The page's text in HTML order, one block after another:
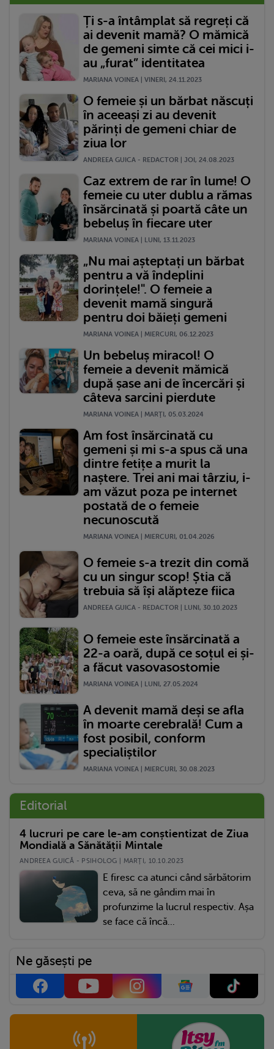
Ți s-a întâmplat să regreți că
ai devenit mamă? O mămică
de gemeni simte că cei mici i-
au „furat” identitatea
MARIANA VOINEA | VINERI, 24.11.2023
O femeie și un bărbat născuți
în aceeași zi au devenit
părinți de gemeni chiar de
ziua lor
ANDREEA GUICA - REDACTOR | JOI, 24.08.2023
Caz extrem de rar în lume! O
femeie cu uter dublu a rămas
însărcinată și poartă câte un
bebeluș în fiecare uter
MARIANA VOINEA | LUNI, 13.11.2023
„Nu mai așteptați un bărbat
pentru a vă îndeplini
dorințele!". O femeie a
devenit mamă singură
pentru doi băieți gemeni
MARIANA VOINEA | MIERCURI, 06.12.2023
Un bebeluș miracol! O
femeie a devenit mămică
după șase ani de încercări și
câteva sarcini pierdute
MARIANA VOINEA | MARŢI, 05.03.2024
Am fost însărcinată cu
gemeni și mi s-a spus că una
dintre fetițe a murit la
naștere. Trei ani mai târziu, i-
am văzut poza pe internet
postată de o femeie
necunoscută
MARIANA VOINEA | MIERCURI, 01.04.2026
O femeie s-a trezit din comă
cu un singur scop! Știa că
trebuia să își alăpteze fiica
ANDREEA GUICA - REDACTOR | LUNI, 30.10.2023
O femeie este însărcinată a
22-a oară, după ce soțul ei și-
a făcut vasovasostomie
MARIANA VOINEA | LUNI, 27.05.2024
A devenit mamă deși se afla
în moarte cerebrală! Cum a
fost posibil, conform
specialiștilor
MARIANA VOINEA | MIERCURI, 30.08.2023
Editorial
4 lucruri pe care le-am conștientizat de Ziua
Mondială a Sănătății Mintale
ANDREEA GUICĂ - PSIHOLOG | MARŢI, 10.10.2023
E firesc ca atunci când sărbătorim
ceva, să ne gândim mai în
profunzime la lucrul respectiv. Așa
se face că încă...
Ne găsești pe